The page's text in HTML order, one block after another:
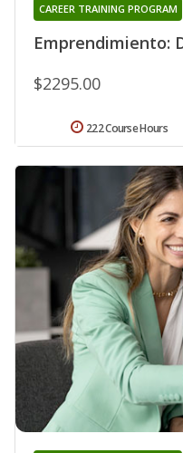
Emprendimiento:
CAREER TRAINING PROGRAM
$2295.00
222 Course Hours